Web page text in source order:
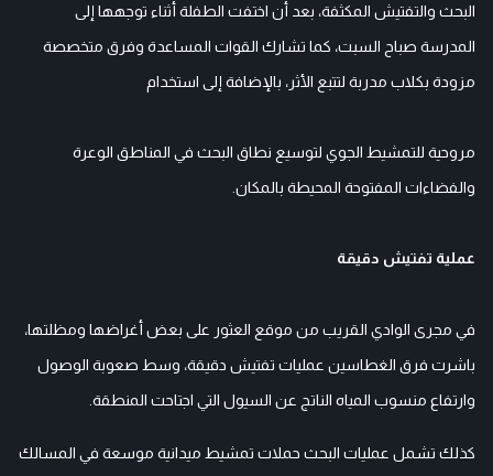
البحث والتفتيش المكثفة، بعد أن اختفت الطفلة أثناء توجهها إلى
المدرسة صباح السبت، كما تشارك القوات المساعدة وفرق متخصصة
مزودة بكلاب مدربة لتتبع الأثر، بالإضافة إلى استخدام
مروحية للتمشيط الجوي لتوسيع نطاق البحث في المناطق الوعرة
والفضاءات المفتوحة المحيطة بالمكان.
عملية تفتيش دقيقة
في مجرى الوادي القريب من موقع العثور على بعض أغراضها ومظلتها،
باشرت فرق الغطاسين عمليات تفتيش دقيقة، وسط صعوبة الوصول
وارتفاع منسوب المياه الناتج عن السيول التي اجتاحت المنطقة.
كذلك تشمل عمليات البحث حملات تمشيط ميدانية موسعة في المسالك